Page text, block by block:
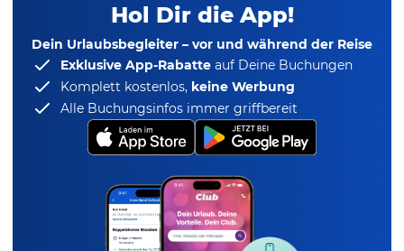
Hol Dir die App!
Dein Urlaubsbegleiter – vor und während der Reise
Exklusive App-Rabatte auf Deine Buchungen
Komplett kostenlos, keine Werbung
Alle Buchungsinfos immer griffbereit